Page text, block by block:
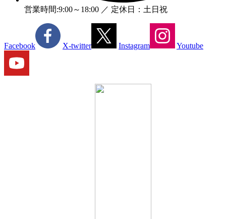
営業時間:9:00～18:00 ／ 定休日：土日祝
Facebook X-twitter Instagram Youtube